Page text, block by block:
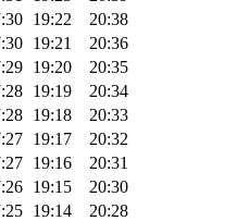
19:22
20:38
19:21
20:36
19:20
20:35
19:19
20:34
19:18
20:33
19:17
20:32
19:16
20:31
19:15
20:30
19:14
20:28